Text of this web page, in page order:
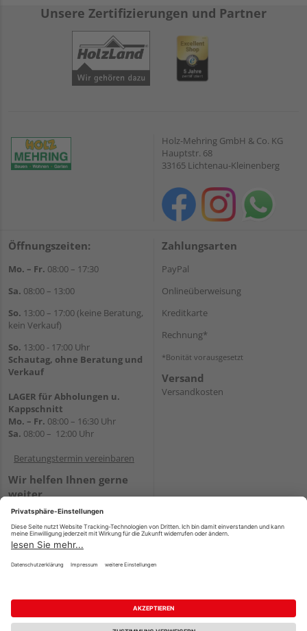
Unsere Zertifizierungen und Partner
Holz-Mehring GmbH & Co. KG
Hauptstr. 68
33165 Lichtenau-Kleinenberg
Öffnungszeiten:
Mo. – Fr. 08:00 – 17:30
Sa. 08:00 – 13:00
So. 13:00 – 17:00 (keine Beratung,
kein Verkauf)
So. 13:00 - 17:00 Uhr
Schautag, ohne Beratung und
Verkauf
LAGER für Abholungen u.
Kappschnitt
Mo. – Fr. 08:00 – 16:30 Uhr
Sa. 08:00 – 12:00 Uhr
Beratungstermin vereinbaren
Wir helfen Ihnen gerne
weiter
Tel.:+49 5647 94660
WhatsApp
Zahlungsarten
PayPal
Onlineüberweisung
Kreditkarte
Rechnung*
*Bonität vorausgesetzt
Versand
Versandkosten
Impressum AGB Widerruf
Datenschutz
Reservierungsbedingungen
Vertrag widerrufen